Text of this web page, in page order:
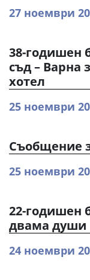
27 ноември
38-годишен
съд – Варна
хотел
25 ноември
Съобщение
25 ноември
22-годишен
двама души
24 ноември